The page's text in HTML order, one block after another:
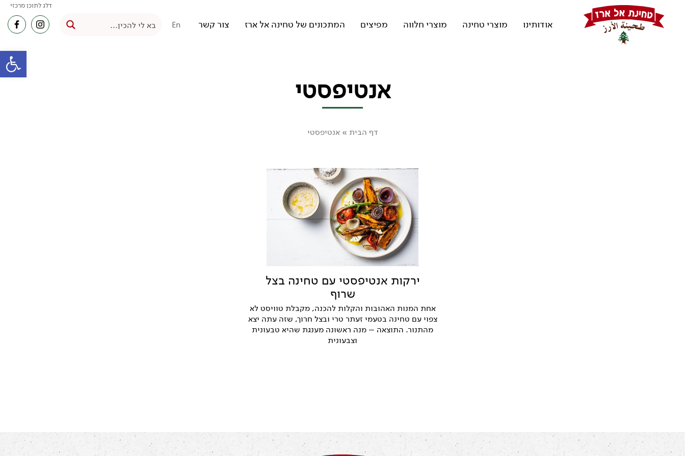
דלג לתוכן מרכזי
אודותינו מוצרי טחינה מוצרי חלווה מפיצים המתכונים של טחינה אל ארז צור קשר En
אנטיפסטי
דף הבית »אנטיפסטי
ירקות אנטיפסטי עם טחינה בצל
שרוף
אחת המנות האהובות והקלות להכנה, מקבלת טוויסט לא
צפוי עם טחינה בטעמי זעתר טרי ובצל חרוך, שזה עתה יצא
מהתנור. התוצאה – מנה ראשונה מענגת שהיא טבעונית
וצבעונית
פתח